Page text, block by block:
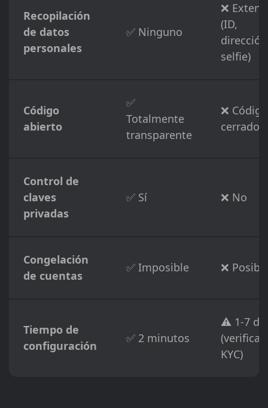
Recopilación
de datos
personales
✅ Ninguno
❌
(ID,
selfie)
Código
abierto
✅
Totalmente
transparente
❌ Código
cerrado
Control de
claves
privadas
✅ Sí ❌ No
Congelación
de cuentas
✅ Imposible ❌
Tiempo de
configuración
✅ 2 minutos
⚠️ 1-7
KYC)